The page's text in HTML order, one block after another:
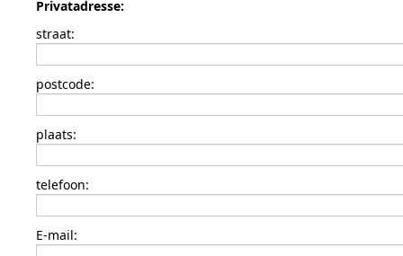
Privatadresse:
straat:
postcode:
plaats:
telefoon:
E-mail: